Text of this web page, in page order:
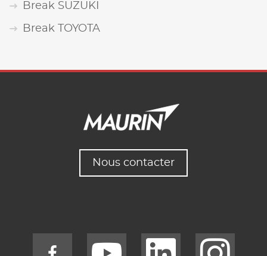
Break SUZUKI
Break TOYOTA
Nous contacter